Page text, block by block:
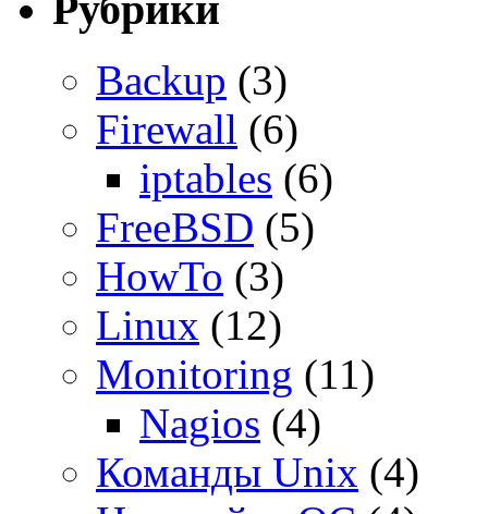
Backup (3)
Firewall (6)
iptables (6)
FreeBSD (5)
HowTo (3)
Linux (12)
Monitoring (11)
Nagios (4)
Команды Unix (4)